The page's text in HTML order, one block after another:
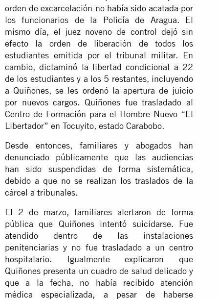
orden de excarcelación no había sido acatada por
los funcionarios de la Policía de Aragua. El
mismo día, el juez noveno de control dejó sin
efecto la orden de liberación de todos los
estudiantes emitida por el tribunal militar. En
cambio, dictaminó la libertad condicional a 22
de los estudiantes y a los 5 restantes, incluyendo
a Quiñones, se les ordenó la apertura de juicio
por nuevos cargos. Quiñones fue trasladado al
Centro de Formación para el Hombre Nuevo “El
Libertador” en Tocuyito, estado Carabobo.
Desde entonces, familiares y abogados han
denunciado públicamente que las audiencias
han sido suspendidas de forma sistemática,
debido a que no se realizan los traslados de la
cárcel a tribunales.
El 2 de marzo, familiares alertaron de forma
pública que Quiñones intentó suicidarse. Fue
atendido dentro de las instalaciones
penitenciarias y no fue trasladado a un centro
hospitalario. Igualmente explicaron que
Quiñones presenta un cuadro de salud delicado y
que a la fecha, no había recibido atención
médica especializada, a pesar de haberse